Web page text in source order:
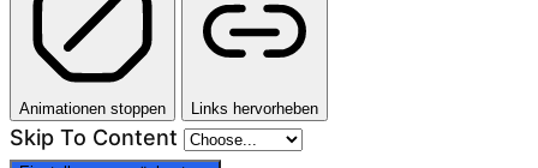
Animationen stoppen Links hervorheben
Skip To Content